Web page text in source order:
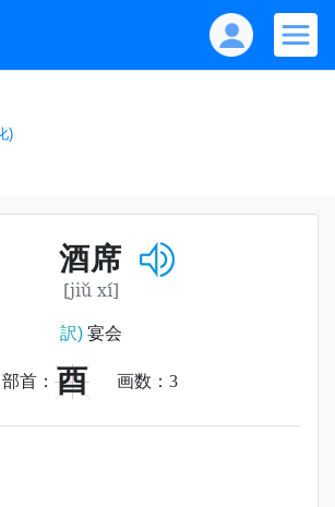
)
酒席
[jiǔ xí]
訳)宴会
部首： 酉 画数： 3